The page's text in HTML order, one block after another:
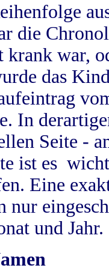
die
krank war,
das
In
Seite -
ist es
Eine
nur
und Jahr.